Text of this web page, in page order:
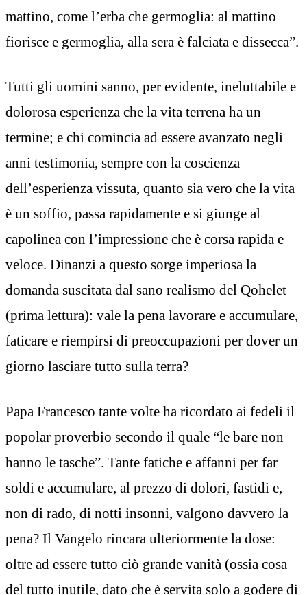
mattino, come l’erba che germoglia: al mattino
fiorisce e germoglia, alla sera è falciata e dissecca”.
Tutti gli uomini sanno, per evidente, ineluttabile e
dolorosa esperienza che la vita terrena ha un
termine; e chi comincia ad essere avanzato negli
anni testimonia, sempre con la coscienza
dell’esperienza vissuta, quanto sia vero che la vita
è un soffio, passa rapidamente e si giunge al
capolinea con l’impressione che è corsa rapida e
veloce. Dinanzi a questo sorge imperiosa la
domanda suscitata dal sano realismo del Qohelet
(prima lettura): vale la pena lavorare e accumulare,
faticare e riempirsi di preoccupazioni per dover un
giorno lasciare tutto sulla terra?
Papa Francesco tante volte ha ricordato ai fedeli il
popolar proverbio secondo il quale “le bare non
hanno le tasche”. Tante fatiche e affanni per far
soldi e accumulare, al prezzo di dolori, fastidi e,
non di rado, di notti insonni, valgono davvero la
pena? Il Vangelo rincara ulteriormente la dose:
oltre ad essere tutto ciò grande vanità (ossia cosa
del tutto inutile, dato che è servita solo a godere di